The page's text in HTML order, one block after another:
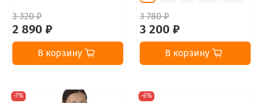
3 320 ₽
2 890 ₽
В корзину
3 780 ₽
3 200 ₽
В корзину
-7% -6%